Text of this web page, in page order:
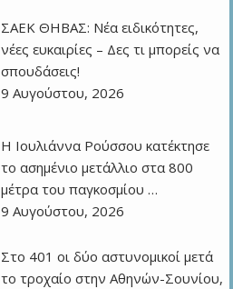
ΣΑΕΚ ΘΗΒΑΣ: Νέα ειδικότητες,
νέες ευκαιρίες – Δες τι μπορείς να
σπουδάσεις!
9 Αυγούστου, 2026
Η Ιουλιάννα Ρούσσου κατέκτησε
το ασημένιο μετάλλιο στα 800
μέτρα του παγκοσμίου …
9 Αυγούστου, 2026
Στο 401 οι δύο αστυνομικοί μετά
το τροχαίο στην Αθηνών-Σουνίου,